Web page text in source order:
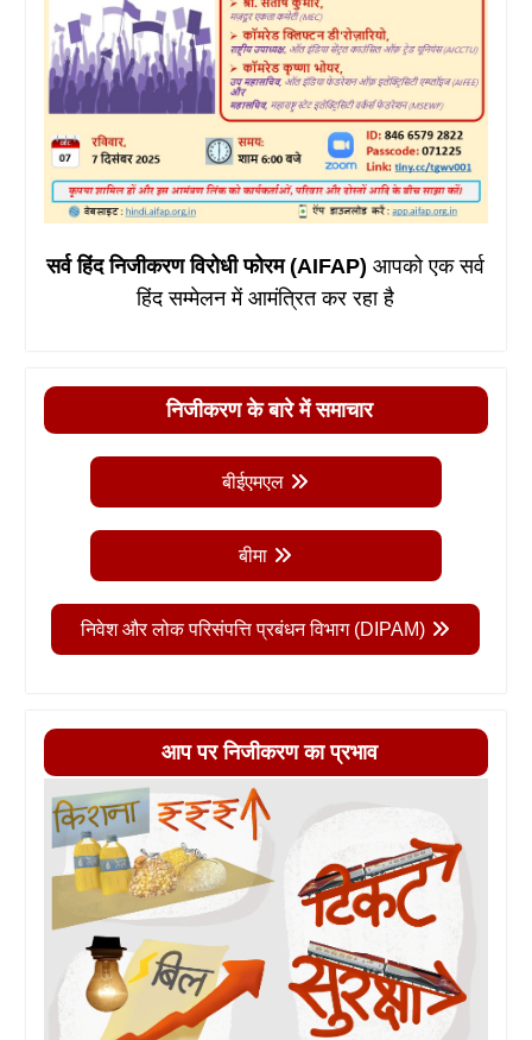
सर्व हिंद निजीकरण विरोधी फोरम (AIFAP)आपको एक सर्व
हिंद सम्मेलन में आमंत्रित कर रहा है
निजीकरण के बारे में समाचार
बीईएमएल
बीमा
निवेश और लोक परिसंपत्ति प्रबंधन विभाग (DIPAM)
आप पर निजीकरण का प्रभाव